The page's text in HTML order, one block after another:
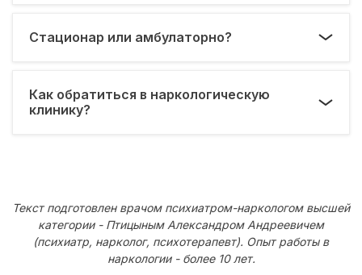
Стационар или амбулаторно?
Как обратиться в наркологическую
клинику?
Текст подготовлен врачом психиатром-наркологом высшей
категории - Птицыным Александром Андреевичем
(психиатр, нарколог, психотерапевт). Опыт работы в
наркологии - более 10 лет.